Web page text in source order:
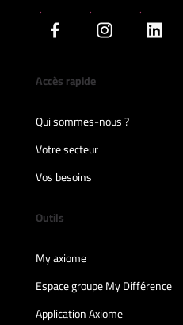
Accès rapide
Qui sommes-nous ?
Votre secteur
Vos besoins
Outils
My axiome
Espace groupe My Différence
Application Axiome